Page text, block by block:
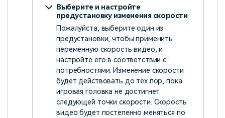
Выберите и настройте
предустановку изменения скорости
Пожалуйста, выберите один из
предустановки, чтобы применить
переменную скорость видео, и
настройте его в соответствии с
потребностями. Изменение скорости
будет действовать до тех пор, пока
игровая головка не достигнет
следующей точки скорости. Скорость
видео будет постепенно меняться по